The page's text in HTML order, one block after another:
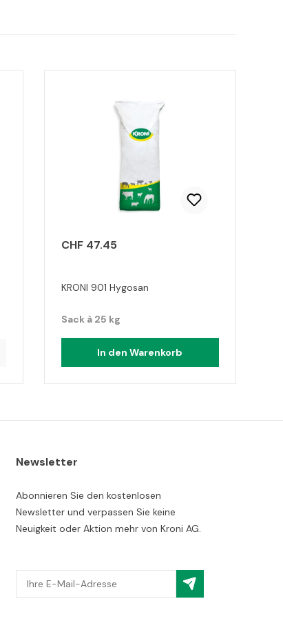
CHF 47.45
KRONI 901 Hygosan
Sack à 25 kg
In den Warenkorb
Newsletter
Abonnieren Sie den kostenlosen
Newsletter und verpassen Sie keine
Neuigkeit oder Aktion mehr von Kroni AG.